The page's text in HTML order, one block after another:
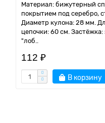
Материал: бижутерный
покрытием под серебро,
Диаметр кулона: 28 мм.
цепочки: 60 см. Застёжка:
"лоб..
112 ₽
В корзину